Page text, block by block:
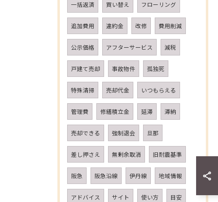
一括返済 買い替え フローリング
追加費用 違約金 改修 費用削減
公示価格 アフターサービス 減税
戸建て売却 事故物件 孤独死
特殊清掃 売却代金 いつもらえる
管理費 修繕積立金 延滞 滞納
売却できる 強制退会 旦那
差し押さえ 無剰余取消 旧耐震基準
阪急 阪急沿線 伊丹線 地域情報
アドバイス サイト 使い方 目安